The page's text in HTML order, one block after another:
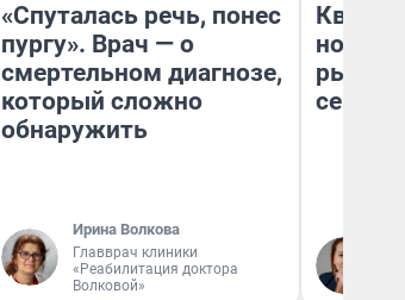
«Спуталась речь, понес
пургу». Врач — о
смертельном диагнозе,
который сложно
обнаружить
Ирина Волкова
Главврач клиники
«Реабилитация доктора
Волковой»
но
рынок